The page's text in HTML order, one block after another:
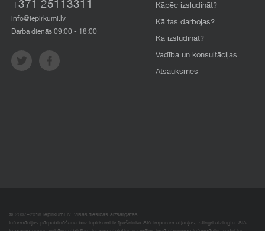
+371 25113311
info@iepirkumi.lv
Darba dienās 09:00 - 18:00
Kāpēc izsludināt?
Kā tas darbojas?
Kā izsludināt?
Vadība un konsultācijas
Atsauksmes
© 2007–2018 Iepirkumi.lv. Visas tiesības aizsargātas.
Informācijas pārpublicēšana bez iepirkumi.lv īpašnieka SIA Imperum atļaujas, stingri aizliegta. SIA